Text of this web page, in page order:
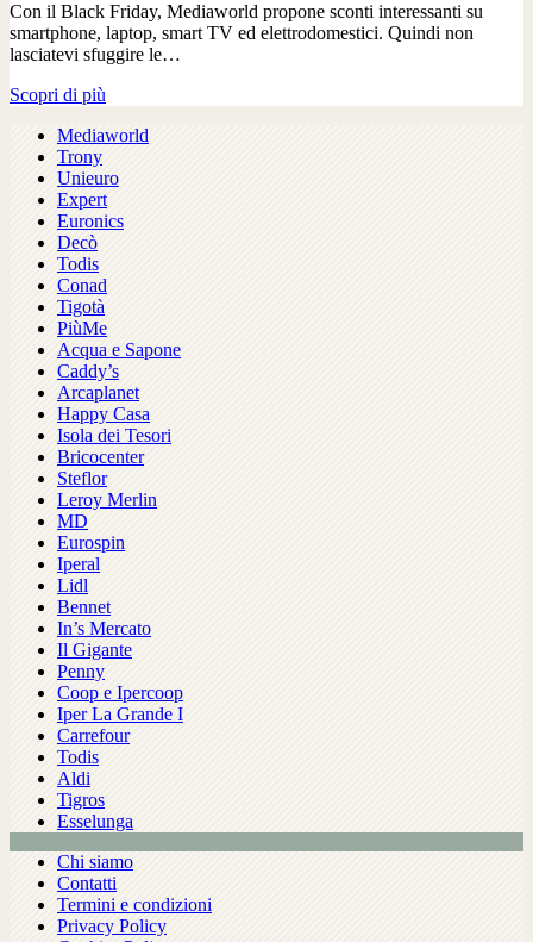
Con il Black Friday, Mediaworld propone sconti interessanti su
smartphone, laptop, smart TV ed elettrodomestici. Quindi non
lasciatevi sfuggire le…
Scopri di più
dal
al
12
novembre
Mediaworld
Trony
Unieuro
Expert
Euronics
Decò
Todis
Conad
Tigotà
PiùMe
Acqua e Sapone
Caddy’s
Arcaplanet
Happy Casa
Isola dei Tesori
Bricocenter
Steflor
Leroy Merlin
MD
Eurospin
Iperal
Lidl
Bennet
In’s Mercato
Il Gigante
Penny
Coop e Ipercoop
Iper La Grande I
Carrefour
Todis
Aldi
Tigros
Esselunga
Chi siamo
Contatti
Termini e condizioni
Privacy Policy